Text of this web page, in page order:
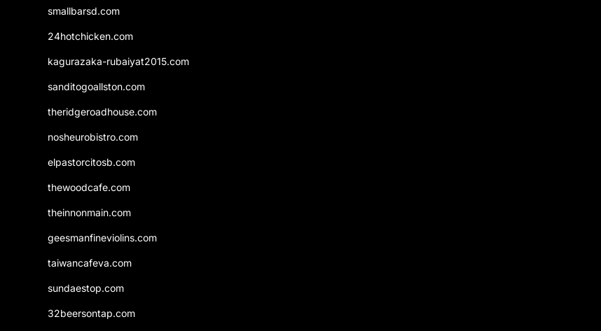
smallbarsd.com
24hotchicken.com
kagurazaka-rubaiyat2015.com
sanditogoallston.com
theridgeroadhouse.com
nosheurobistro.com
elpastorcitosb.com
thewoodcafe.com
theinnonmain.com
geesmanfineviolins.com
taiwancafeva.com
sundaestop.com
32beersontap.com